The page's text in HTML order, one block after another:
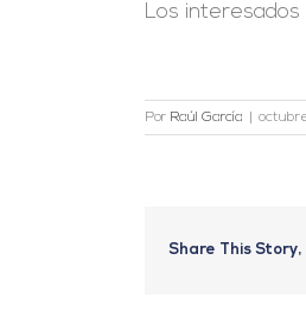
Los interesados
Por Raúl García
Share This Story,